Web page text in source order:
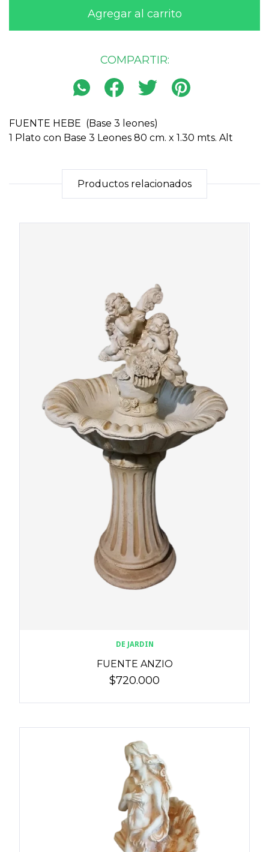
COMPARTIR:
FUENTE HEBE (Base 3 leones)
1 Plato con Base 3 Leones 80 cm. x 1.30 mts. Alt
Productos relacionados
DE JARDIN
FUENTE ANZIO
$720.000